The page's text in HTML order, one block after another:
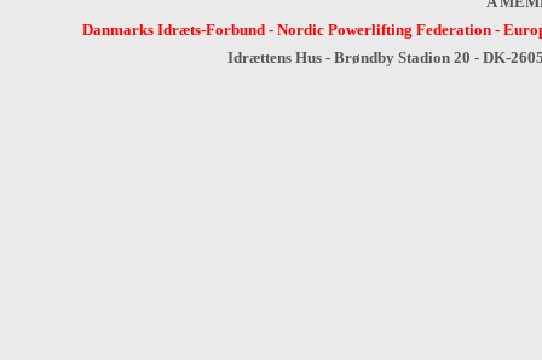
Danmarks Idræts-Forbund- Nordic Powerlifting Federation-
Idrættens Hus - Brøndby Stadion 20 - DK-